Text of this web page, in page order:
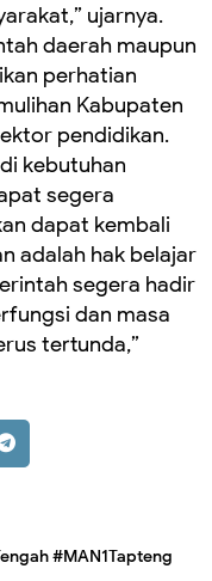
ujarnya.
daerah maupun
perhatian
Kabupaten
pendidikan.
kebutuhan
segera
dapat kembali
adalah hak belajar
segera hadir
dan masa
tertunda,”
#MAN1Tapteng